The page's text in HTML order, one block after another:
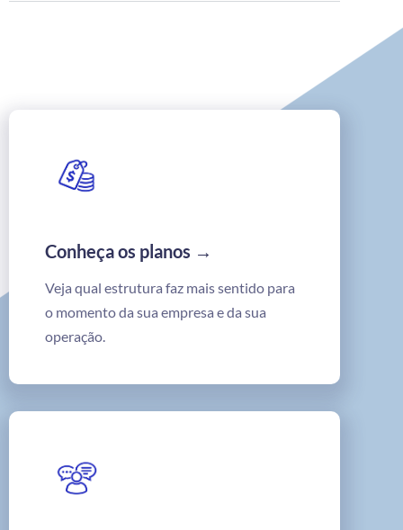
Conheça os planos →
Veja qual estrutura faz mais sentido para
o momento da sua empresa e da sua
operação.